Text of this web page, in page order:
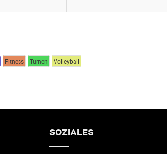
Fitness Turnen Volleyball
SOZIALES